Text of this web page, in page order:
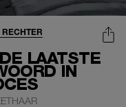
LAATSTE
IN